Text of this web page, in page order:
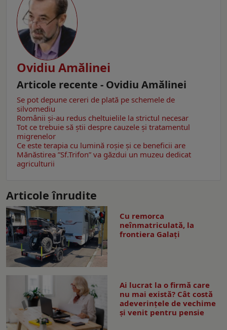
Ovidiu Amălinei
Articole recente - Ovidiu Amălinei
Se pot depune cereri de plată pe schemele de
silvomediu
Românii şi-au redus cheltuielile la strictul necesar
Tot ce trebuie să știi despre cauzele și tratamentul
migrenelor
Ce este terapia cu lumină roșie şi ce beneficii are
Mănăstirea ”Sf.Trifon” va găzdui un muzeu dedicat
agriculturii
Articole înrudite
Cu remorca
neînmatriculată, la
frontiera Galați
Ai lucrat la o firmă care
nu mai există? Cât costă
adeverințele de vechime
și venit pentru pensie